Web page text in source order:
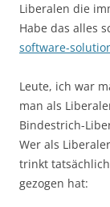
Liberalen die
Habe das alles
software-
Leute, ich war
man als
Bindestrich-
Wer als
trinkt tatsächl
gezogen hat: